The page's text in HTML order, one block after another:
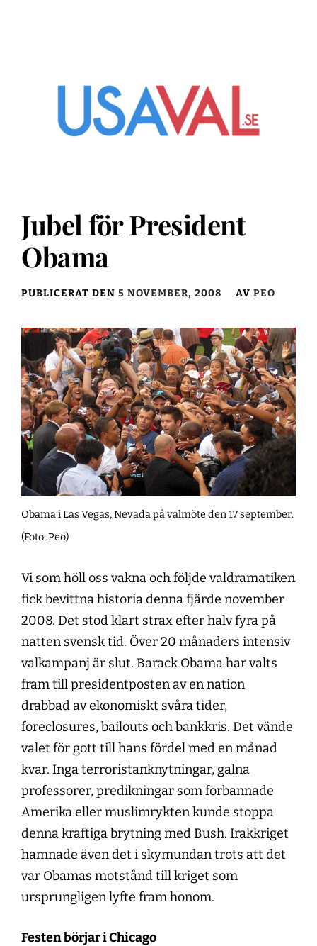
Jubel för President
Obama
PUBLICERAT DEN 5 NOVEMBER, 2008 AV PEO
Obama i Las Vegas, Nevada på valmöte den 17 september.
(Foto: Peo)
Vi som höll oss vakna och följde valdramatiken
fick bevittna historia denna fjärde november
2008. Det stod klart strax efter halv fyra på
natten svensk tid. Över 20 månaders intensiv
valkampanj är slut. Barack Obama har valts
fram till presidentposten av en nation
drabbad av ekonomiskt svåra tider,
foreclosures, bailouts och bankkris. Det vände
valet för gott till hans fördel med en månad
kvar. Inga terroristanknytningar, galna
professorer, predikningar som förbannade
Amerika eller muslimrykten kunde stoppa
denna kraftiga brytning med Bush. Irakkriget
hamnade även det i skymundan trots att det
var Obamas motstånd till kriget som
ursprungligen lyfte fram honom.
Festen börjar i Chicago